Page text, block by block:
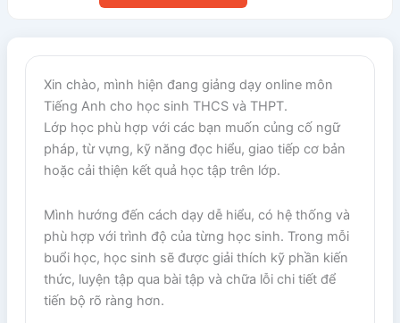
Xin chào, mình hiện đang giảng dạy online môn
Tiếng Anh cho học sinh THCS và THPT.
Lớp học phù hợp với các bạn muốn củng cố ngữ
pháp, từ vựng, kỹ năng đọc hiểu, giao tiếp cơ bản
hoặc cải thiện kết quả học tập trên lớp.
Mình hướng đến cách dạy dễ hiểu, có hệ thống và
phù hợp với trình độ của từng học sinh. Trong mỗi
buổi học, học sinh sẽ được giải thích kỹ phần kiến
thức, luyện tập qua bài tập và chữa lỗi chi tiết để
tiến bộ rõ ràng hơn.